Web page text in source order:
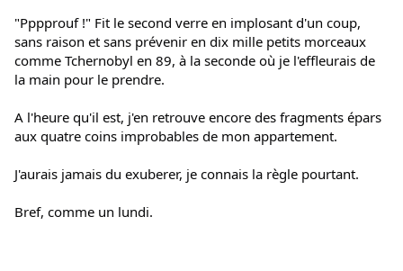
"Pppprouf !" Fit le second verre en implosant d'un coup,
sans raison et sans prévenir en dix mille petits morceaux
comme Tchernobyl en 89, à la seconde où je l'effleurais de
la main pour le prendre.
A l'heure qu'il est, j'en retrouve encore des fragments épars
aux quatre coins improbables de mon appartement.
J'aurais jamais du exuberer, je connais la règle pourtant.
Bref, comme un lundi.